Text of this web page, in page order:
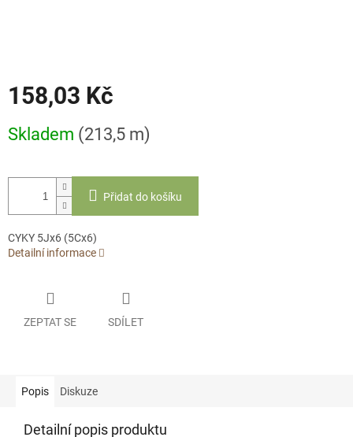
158,03 Kč
cena:
Skladem (213,5 m)
Přidat do košíku
CYKY 5Jx6 (5Cx6)
Detailní informace
ZEPTAT SE SDÍLET
Popis Diskuze
Detailní popis produktu